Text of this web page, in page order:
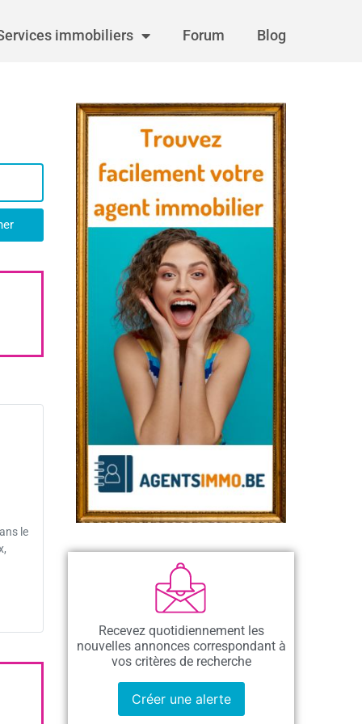
immobiliers Forum Blog
le
Recevez quotidiennement les
nouvelles annonces correspondant à
vos critères de recherche
Créer une alerte